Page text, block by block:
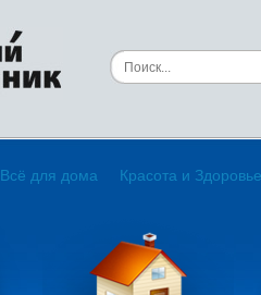
Всё для дома Красота и Здоровье